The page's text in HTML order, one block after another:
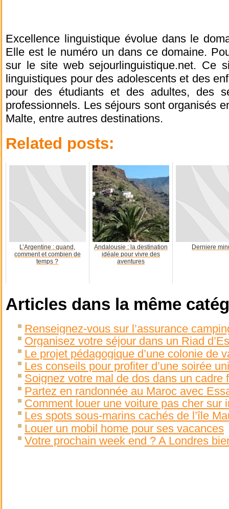
Excellence linguistique évolue dans le
Elle est le numéro un dans ce domaine.
sur le site web sejourlinguistique.net. Ce
linguistiques pour des adolescents et des
pour des étudiants et des adultes, des
professionnels. Les séjours sont organisés
Malte, entre autres destinations.
Related posts:
L’Argentine : quand,
comment et combien de
temps ?
Andalousie : la destination
idéale pour vivre des
aventures
Derniere
Articles dans la même
Renseignez-vous sur l’assurance
Organisez votre séjour dans un Riad
Le projet pédagogique d’une colonie de
Les conseils pour profiter d’une soirée
Soignez votre mal de dos dans un cadre
Partez en randonnée au Maroc avec
Comment louer une voiture pas cher sur
Les spots sous-marins cachés de l’île
Louer un mobil home pour ses vacances
Votre prochain week end ? A Londres